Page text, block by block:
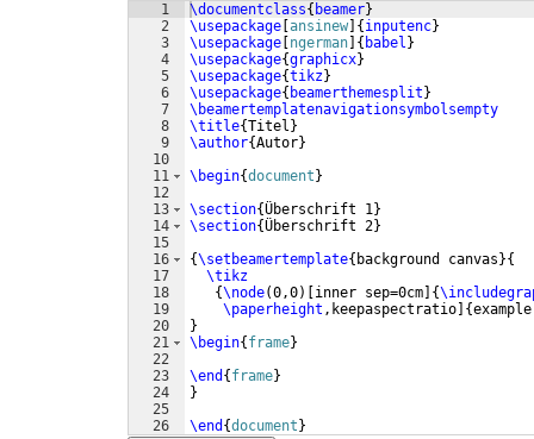
1
2
3
4
5
6
7
8
9
10
11
12
13
14
15
16
17
18
19
20
21
22
23
24
25
26
\documentclass{ beamer}
\usepackage ansinew { inputenc}
\usepackage ngerman { babel }
\usepackage{graphicx}
\usepackage{tikz}
\usepackage{ beamerthemesplit }
\beamertemplatenavigationsymbolsempty
\title{Titel }
\author{Autor}
\begin{document }
\section{Überschrift 1}
\section{Überschrift 2}
{\setbeamertemplate{ background canvas }{
\tikz
{\node(0,0) inner sep=0cm {
\paperheight ,keepaspectratio {
}
\begin{ frame}
\end { frame}
}
\end {document }